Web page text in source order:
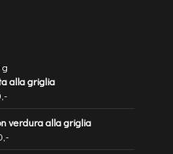
g
alla griglia
verdura alla griglia